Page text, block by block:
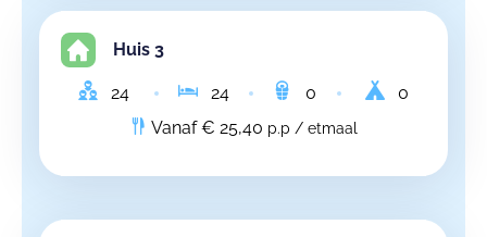
Huis 3
24 24 0
0
Vanaf € 25,40 p.p / etmaal